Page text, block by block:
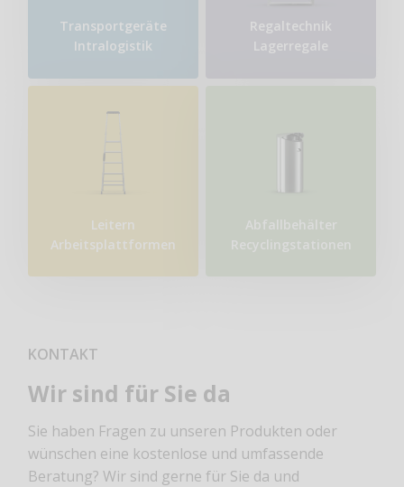
Transport​geräte
Intralogistik
Regaltechnik
Lagerregale
Leitern
Arbeitsplattformen
Abfallbehälter
Recyclingstationen
KONTAKT
Wir sind für Sie da
Sie haben Fragen zu unseren Produkten oder
wünschen eine kostenlose und umfassende
Beratung? Wir sind gerne für Sie da und